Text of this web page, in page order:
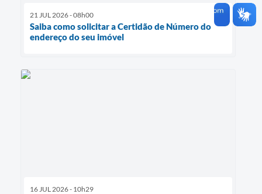
21 JUL 2026 - 08h00
Saiba como solicitar a Certidão de Número do
endereço do seu imóvel
16 JUL 2026 - 10h29